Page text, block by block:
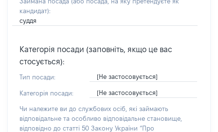
кандидат):
суддя
Категорія посади (заповніть, якщо це вас
стосується):
Тип посади: [Не застосовується]
Категорія посади: [Не застосовується]
Чи належите ви до службових осіб, які займають
відповідальне та особливо відповідальне становище,
відповідно до статті 50 Закону України “Про